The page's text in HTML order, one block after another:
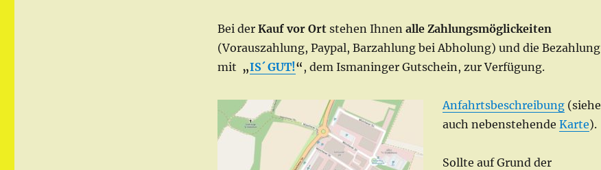
Bei der Kauf vor Ort stehen Ihnen alle Zahlungsmöglickeiten
(Vorauszahlung, Paypal, Barzahlung bei Abholung) und die Bezahlung
mit „IS´ GUT!“ , dem Ismaninger Gutschein, zur Verfügung.
Anfahrtsbeschreibung(siehe
auch nebenstehende Karte).
Sollte auf Grund der